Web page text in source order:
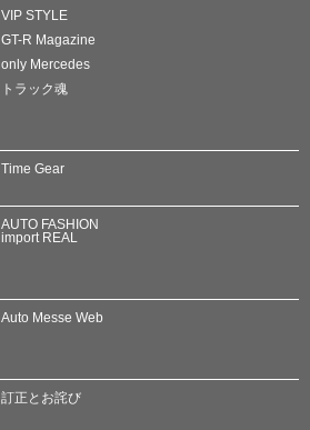
VIP STYLE
GT-R Magazine
only Mercedes
トラック魂
Time Gear
AUTO FASHION
import REAL
Auto Messe Web
訂正とお詫び